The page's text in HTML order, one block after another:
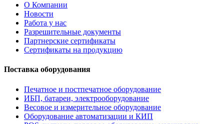
О Компании
Новости
Работа у нас
Разрешительные документы
Партнерские сертификаты
Сертификаты на продукцию
Поставка оборудования
Печатное и постпечатное оборудование
ИБП, батареи, электрооборудование
Весовое и измерительное оборудование
Оборудование автоматизации и КИП